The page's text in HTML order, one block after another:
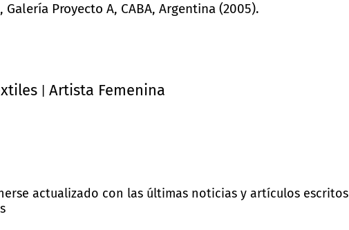
Proyecto A, CABA, Argentina (2005).
Artista Femenina
actualizado con las últimas noticias y artículos escritos